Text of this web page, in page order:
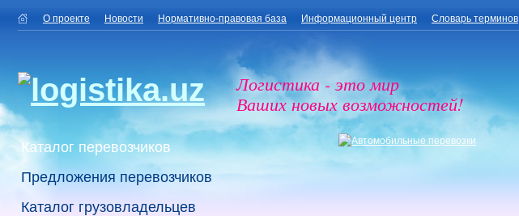
О проекте Новости Нормативно-правовая база Информационный центр Словарь терминов
Логистика - это мир
Ваших новых возможностей!
Каталог перевозчиков
Предложения перевозчиков
Каталог грузовладельцев